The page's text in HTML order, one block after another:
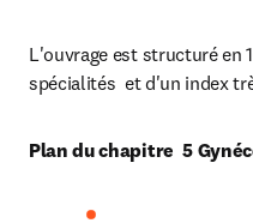
L'ouvrage est structuré en
spécialités  et d'un index
Plan du chapitre  5